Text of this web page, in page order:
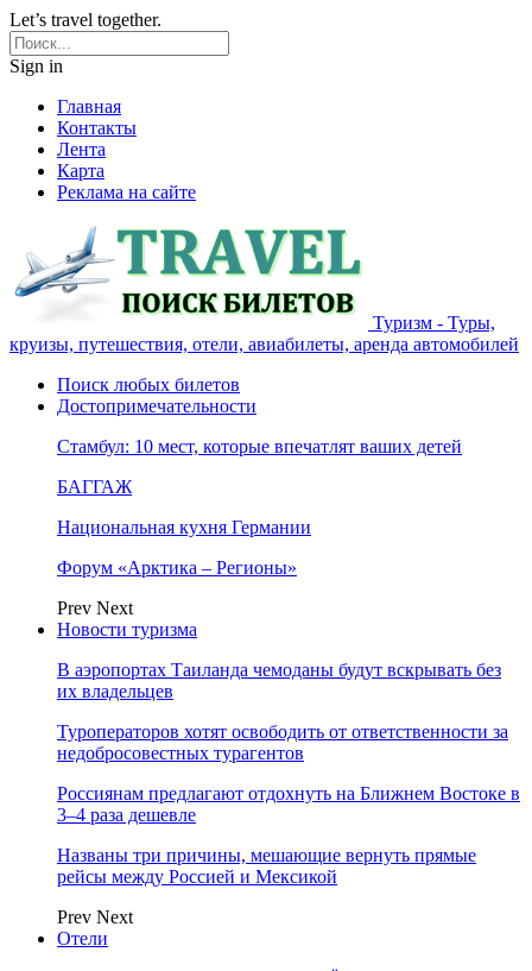
Let’s travel together.
Sign in
Главная
Контакты
Лента
Карта
Реклама на сайте
Туризм - Туры,
круизы, путешествия, отели, авиабилеты, аренда автомобилей
Поиск любых билетов
Достопримечательности
Стамбул: 10 мест, которые впечатлят ваших детей
БАГГАЖ
Национальная кухня Германии
Форум «Арктика – Регионы»
Prev Next
Новости туризма
В аэропортах Таиланда чемоданы будут вскрывать без
их владельцев
Туроператоров хотят освободить от ответственности за
недобросовестных турагентов
Россиянам предлагают отдохнуть на Ближнем Востоке в
3–4 раза дешевле
Названы три причины, мешающие вернуть прямые
рейсы между Россией и Мексикой
Prev Next
Отели